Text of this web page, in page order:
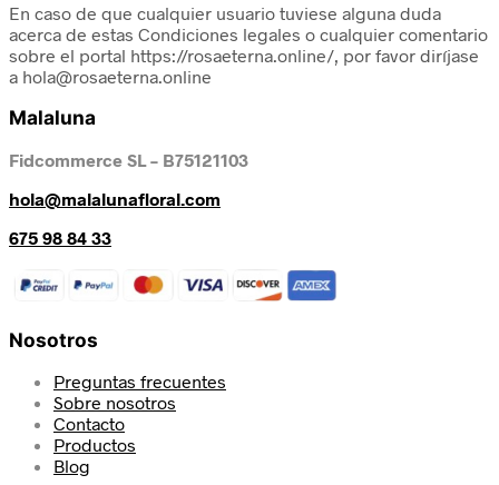
En caso de que cualquier usuario tuviese alguna duda
acerca de estas Condiciones legales o cualquier comentario
sobre el portal https://rosaeterna.online/, por favor diríjase
a hola@rosaeterna.online
Malaluna
Fidcommerce SL – B75121103
hola@malalunafloral.com
675 98 84 33
Nosotros
Preguntas frecuentes
Sobre nosotros
Contacto
Productos
Blog